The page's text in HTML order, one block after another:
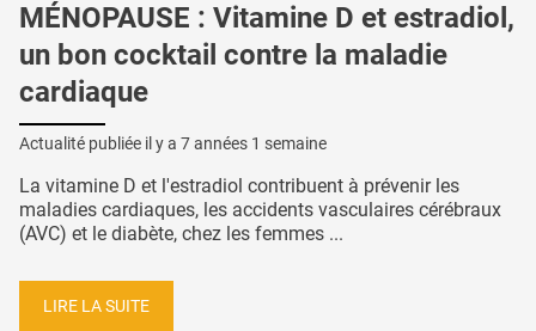
MÉNOPAUSE : Vitamine D et estradiol,
un bon cocktail contre la maladie
cardiaque
Actualité publiée il y a 7 années 1 semaine
La vitamine D et l'estradiol contribuent à prévenir les
maladies cardiaques, les accidents vasculaires cérébraux
(AVC) et le diabète, chez les femmes ...
LIRE LA SUITE